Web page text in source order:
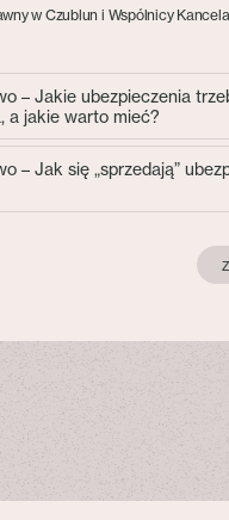
w Czublun i Wspólnicy
– Jakie ubezpieczenia
a jakie warto mieć?
– Jak się „sprzedają”